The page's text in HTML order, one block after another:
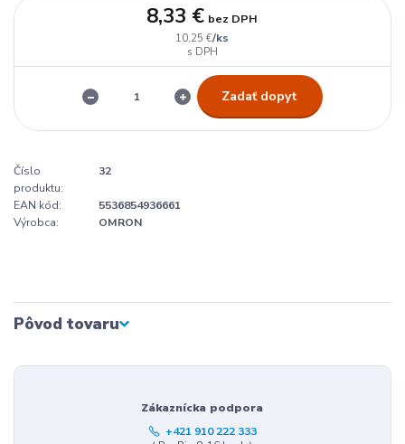
10,25 €/ks
8,33 € bez DPH
Zadať dopyt
Číslo
produktu:
32
EAN kód:
5536854936661
Výrobca:
OMRON
Pôvod tovaru
Zákaznícka podpora
+421 910 222 333